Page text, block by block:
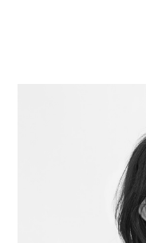
私たちについて
-IGIのロゴデザイン